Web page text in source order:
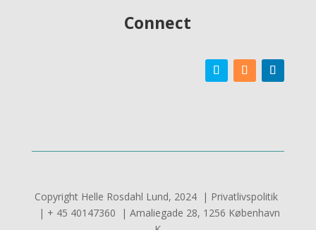
Connect
Copyright Helle Rosdahl Lund, 2024 | Privatlivspolitik
| + 45 40147360 | Amaliegade 28, 1256 København